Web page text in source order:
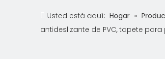
Usted está aquí: Hogar »
antideslizante de PVC, tapete